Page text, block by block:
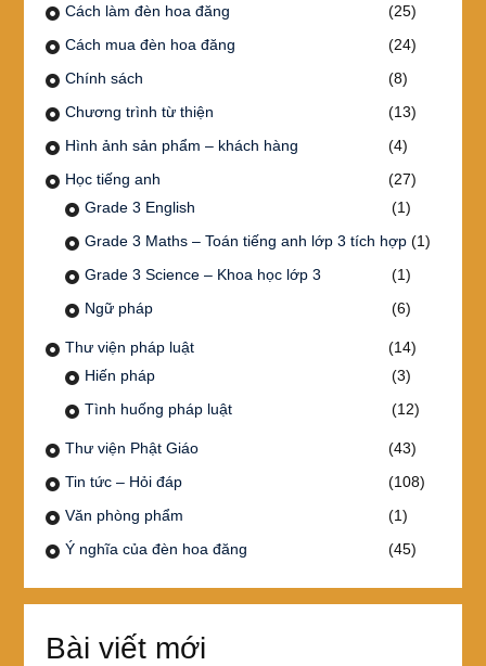
Cách làm đèn hoa đăng
(25)
Cách mua đèn hoa đăng
(24)
Chính sách
(8)
Chương trình từ thiện
(13)
Hình ảnh sản phẩm – khách hàng
(4)
Học tiếng anh
(27)
Grade 3 English
(1)
Grade 3 Maths – Toán tiếng anh lớp 3 tích hợp(1)
Grade 3 Science – Khoa học lớp 3
(1)
Ngữ pháp
(6)
Thư viện pháp luật
(14)
Hiến pháp
(3)
Tình huống pháp luật
(12)
Thư viện Phật Giáo
(43)
Tin tức – Hỏi đáp
(108)
Văn phòng phẩm
(1)
Ý nghĩa của đèn hoa đăng
(45)
Bài viết mới